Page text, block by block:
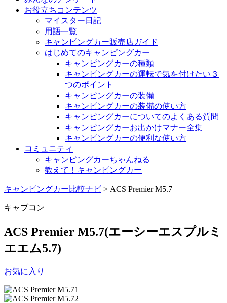
お役立ちコンテンツ
マイスター日記
用語一覧
キャンピングカー販売店ガイド
はじめてのキャンピングカー
キャンピングカーの種類
キャンピングカーの運転で気を付けたい３
つのポイント
キャンピングカーの装備
キャンピングカーの装備の使い方
キャンピングカーについてのよくある質問
キャンピングカーお出かけマナー全集
キャンピングカーの便利な使い方
コミュニティ
キャンピングカーちゃんねる
教えて！キャンピングカー
キャンピングカー比較ナビ > ACS Premier M5.7
キャブコン
ACS Premier M5.7(エーシーエスプルミ
エエム5.7)
お気に入り